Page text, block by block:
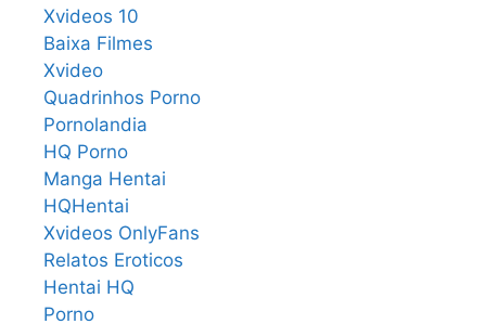
Xvideos 10
Baixa Filmes
Xvideo
Quadrinhos Porno
Pornolandia
HQ Porno
Manga Hentai
HQHentai
Xvideos OnlyFans
Relatos Eroticos
Hentai HQ
Porno